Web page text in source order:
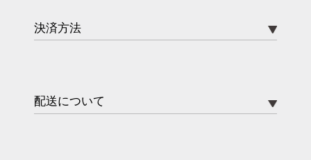
決済方法
配送について